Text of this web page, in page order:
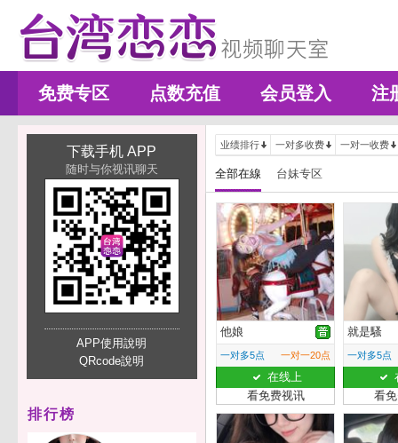
免费专区 点数充值 会员登入 注
下载手机 APP
随时与你视讯聊天
APP使用說明
QRcode說明
排行榜
业绩排行 一对多收费 一对一收费
全部在線 台妹专区
他娘
一对多5点 一对一20点
在线上
看免费视讯
就是騷
一对多5点
看